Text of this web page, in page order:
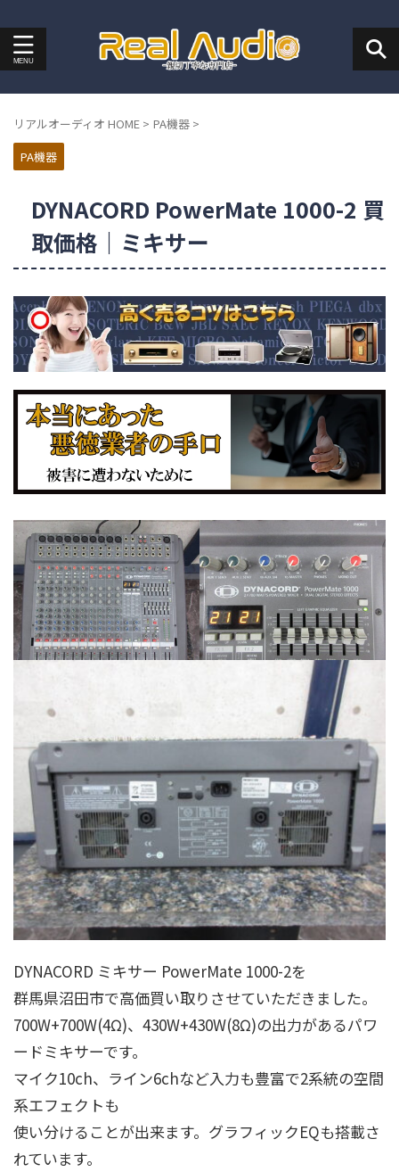
リアルオーディオ HOME > PA機器 >
PA機器
DYNACORD PowerMate 1000-2 買
取価格｜ミキサー
DYNACORD ミキサー PowerMate 1000-2を
群馬県沼田市で高価買い取りさせていただきました。
700W+700W(4Ω)、430W+430W(8Ω)の出力があるパワ
ードミキサーです。
マイク10ch、ライン6chなど入力も豊富で2系統の空間
系エフェクトも
使い分けることが出来ます。グラフィックEQも搭載さ
れています。